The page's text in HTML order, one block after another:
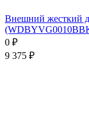
Внешний жесткий
0 ₽
9 375 ₽